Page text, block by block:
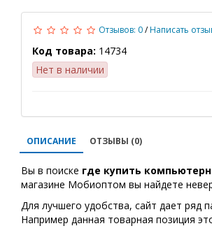
Отзывов: 0/Написать
Код товара: 14734
Нет в наличии
ОПИСАНИЕ ОТЗЫВЫ (0)
Вы в поиске где купить
магазине Мобиоптом вы найдете
Для лучшего удобства, сайт дает ряд
Например данная товарная позиция